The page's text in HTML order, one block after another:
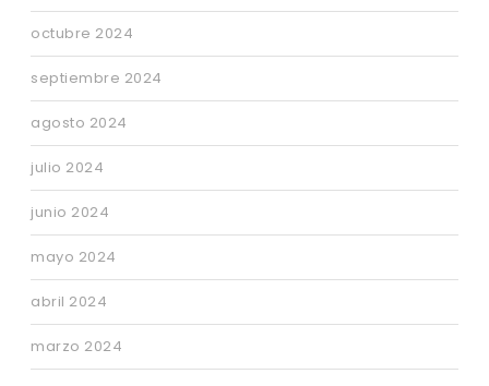
octubre 2024
septiembre 2024
agosto 2024
julio 2024
junio 2024
mayo 2024
abril 2024
marzo 2024